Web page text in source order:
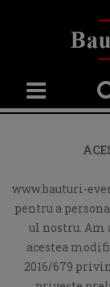
www.bauturi-
pentru a
ul nostru.
acestea
2016/679